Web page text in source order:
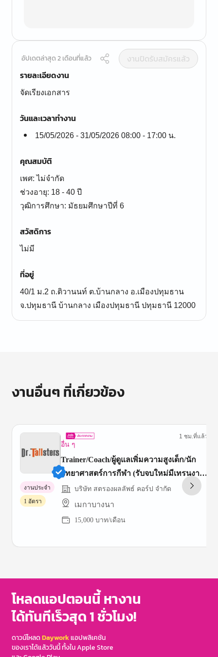
อัปเดตล่าสุด 2 เดือนที่แล้ว
งานปิดรับสมัครแล้ว
รายละเอียดงาน
จัดเรียงเอกสาร
วันและเวลาทำงาน
15/05/2026 - 31/05/2026 08:00 - 17:00 น.
คุณสมบัติ
เพศ: ไม่จำกัด
ช่วงอายุ: 18 - 40 ปี
สวัสดิการ
ไม่มี
ที่อยู่
40/1 ม.2 ถ.ติวานนท์ ต.บ้านกลาง อ.เมืองปทุมธาน
จ.ปทุมธานี บ้านกลาง เมืองปทุมธานี ปทุมธานี 12000
งานอื่นๆ ที่เกี่ยวข้อง
อื่น ๆ
1 ชม.ที่แล้ว
Trainer/Coach/ผู้ดูแลเพิ่มความสูงเด็ก/นัก
วิทยาศาสตร์การกีฬา (รับจบใหม่มีเทรนงาน
ให้) บริษัท สตรองผลลัพธ์ คอร์ป จำกัด
เมกาบางนา
15,000 บาท/เดือน
งานประจำ
1 อัตรา
of
โหลดแอปตอนนี้ หางาน
ได้ทันทีเร็วสุด 1 ชั่วโมง!
ดาวน์โหลดDayworkแอปพลิเคชัน
ของเราได้แล้ววันนี้ ทั้งใน Apple Store